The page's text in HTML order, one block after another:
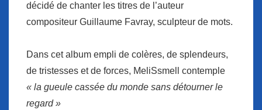
décidé de chanter les titres de l’auteur
compositeur Guillaume Favray, sculpteur de mots.
Dans cet album empli de colères, de splendeurs,
de tristesses et de forces, MeliSsmell contemple
« la gueule cassée du monde sans détourner le
regard »